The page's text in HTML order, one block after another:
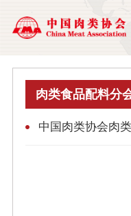
肉类食品配料分